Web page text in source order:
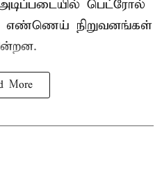
பெட்ரோல்
எண்ணெய் நிறுவனங்கள்
More